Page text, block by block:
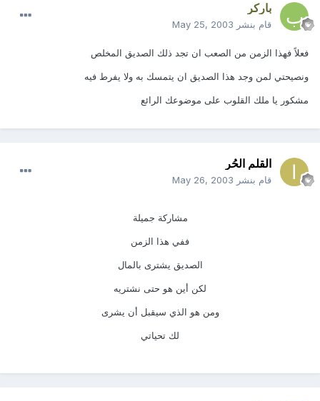
باركر
قام بنشر May 25, 2003
فعلاً فهذا الزمن من الصعب ان تجد ذلك الصديق المخلص
ونصيحتي لمن وجد هذا الصديق ان يتمسك به ولا يفرط فيه
مشكور يا ملك القلوب على موضوعك الرائع
القلم الحُر
قام بنشر May 26, 2003
مشاركة جميلة
ففي هذا الزمن
الصديق يشترى بالمال
لكن أين هو حتى نشتريه
ومن هو الذي سيقبل أن يشرى
لك تحياتي